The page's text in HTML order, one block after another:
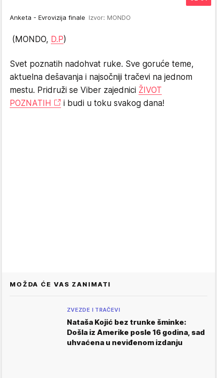
Anketa - Evrovizija finale Izvor: MONDO
(MONDO, D.P)
Svet poznatih nadohvat ruke. Sve goruće teme,
aktuelna dešavanja i najsočniji tračevi na jednom
mestu. Pridruži se Viber zajednici ŽIVOT
POZNATIH
i budi u toku svakog dana!
MOŽDA ĆE VAS ZANIMATI
ZVEZDE I TRAČEVI
Nataša Kojić bez trunke šminke:
Došla iz Amerike posle 16 godina, sad
uhvaćena u neviđenom izdanju